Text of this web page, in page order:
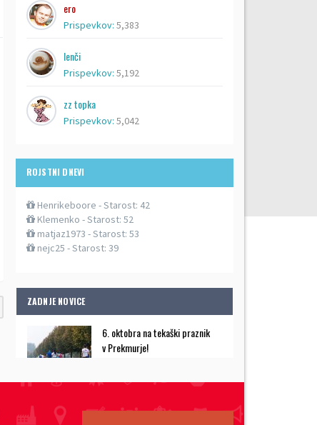
ero
Prispevkov: 5,383
lenči
Prispevkov: 5,192
zz topka
Prispevkov: 5,042
ROJSTNI DNEVI
Henrikeboore - Starost: 42
Klemenko - Starost: 52
matjaz1973 - Starost: 53
nejc25 - Starost: 39
ZADNJE NOVICE
6. oktobra na tekaški praznik
v Prekmurje!